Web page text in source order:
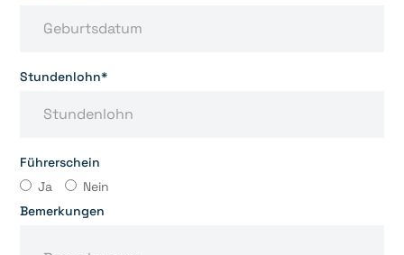
Stundenlohn*
Führerschein
Ja
Nein
Bemerkungen